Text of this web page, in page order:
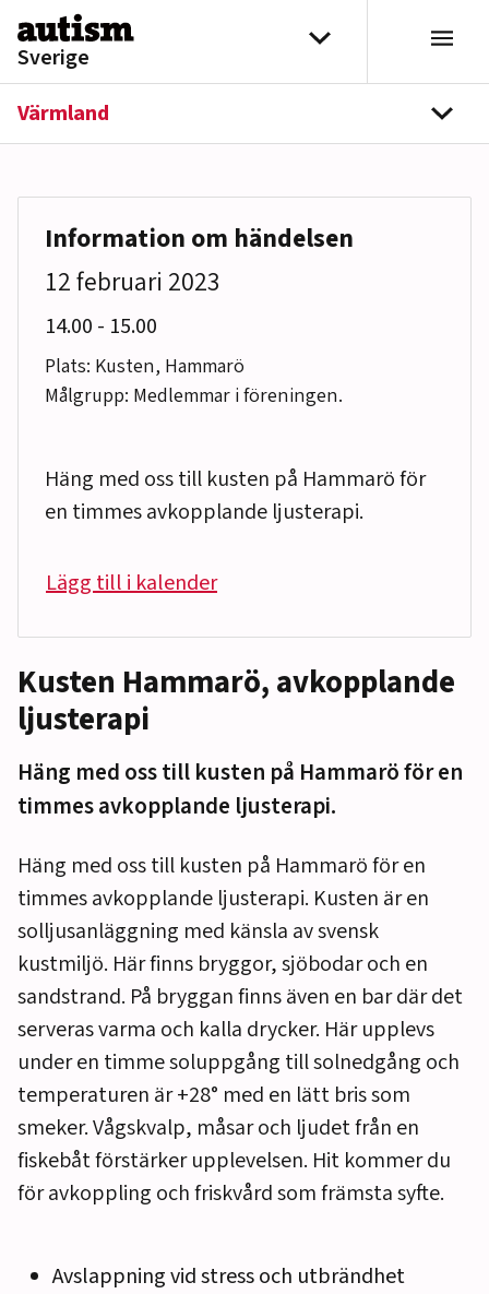
Hoppa till innehåll
Sverige
Välj distrikt
Värmland
Kusten Hammarö, avkopplande
ljusterapi
Häng med oss till kusten på Hammarö för en
timmes avkopplande ljusterapi.
Häng med oss till kusten på Hammarö för en
timmes avkopplande ljusterapi. Kusten är en
solljusanläggning med känsla av svensk
kustmiljö. Här finns bryggor, sjöbodar och en
sandstrand. På bryggan finns även en bar där det
serveras varma och kalla drycker. Här upplevs
under en timme soluppgång till solnedgång och
temperaturen är +28° med en lätt bris som
smeker. Vågskvalp, måsar och ljudet från en
fiskebåt förstärker upplevelsen. Hit kommer du
för avkoppling och friskvård som främsta syfte.
Avslappning vid stress och utbrändhet
Information om händelsen
12 februari 2023
14.00 till
- 15.00
Plats: Kusten, Hammarö
Målgrupp: Medlemmar i föreningen.
Häng med oss till kusten på Hammarö för
en timmes avkopplande ljusterapi.
Lägg till i kalender